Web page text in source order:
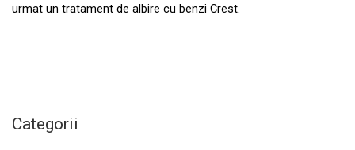
urmat un tratament de albire cu benzi Crest.
Categorii